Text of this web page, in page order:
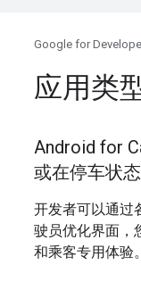
Google for
应用类
Android for
或在停车状
开发者可以通过
驶员优化界面，
和乘客专用体验。